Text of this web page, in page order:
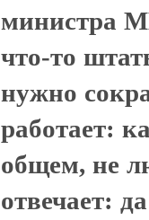
министра
что-то
нужно
работает:
общем, не
отвечает: